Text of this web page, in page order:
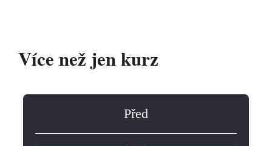
Více než jen kurz
Před